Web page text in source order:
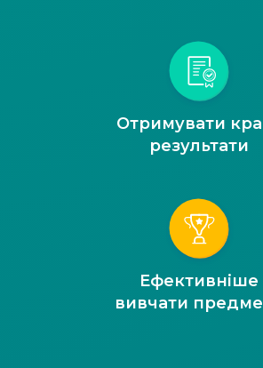
Отримувати
результати
Ефективніше
вивчати